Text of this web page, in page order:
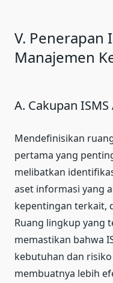
V. Penerapan
Manajemen
A. Cakupan
Mendefinisikan
pertama yang
melibatkan
aset informasi yang
kepentingan terkait,
Ruang lingkup yang
memastikan bahwa
kebutuhan dan
membuatnya lebih